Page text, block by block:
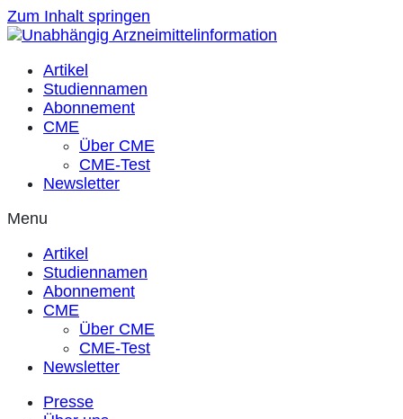
Zum Inhalt springen
Artikel
Studiennamen
Abonnement
CME
Über CME
CME-Test
Newsletter
Menu
Artikel
Studiennamen
Abonnement
CME
Über CME
CME-Test
Newsletter
Presse